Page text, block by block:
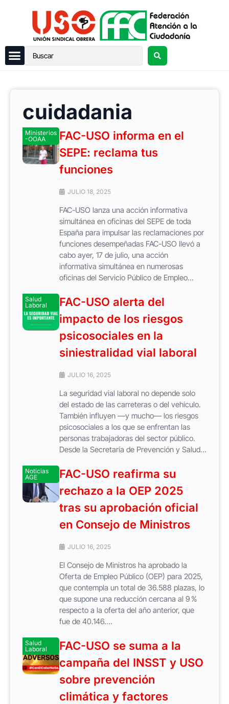
cuidadania
Ministerios
-OOAA
FAC-USO informa en el
SEPE: reclama tus
funciones
JULIO 18, 2025
FAC-USO lanza una acción informativa
simultánea en oficinas del SEPE de toda
España para impulsar las reclamaciones por
funciones desempeñadas FAC-USO llevó a
cabo ayer, 17 de julio, una acción
informativa simultánea en numerosas
oficinas del Servicio Público de Empleo...
Salud
Laboral
FAC-USO alerta del
impacto de los riesgos
psicosociales en la
siniestralidad vial laboral
JULIO 16, 2025
La seguridad vial laboral no depende solo
del estado de las carreteras o del vehículo.
También influyen —y mucho— los riesgos
psicosociales a los que se enfrentan las
personas trabajadoras del sector público.
Desde la Secretaría de Prevención y Salud...
Noticias
AGE
FAC-USO reafirma su
rechazo a la OEP 2025
tras su aprobación oficial
en Consejo de Ministros
JULIO 16, 2025
El Consejo de Ministros ha aprobado la
Oferta de Empleo Público (OEP) para 2025,
que contempla un total de 36.588 plazas, lo
que supone una reducción cercana al 9 %
respecto a la oferta del año anterior, que
fue de 40.146....
Salud
Laboral
FAC-USO se suma a la
campaña del INSST y USO
sobre prevención
climática y factores